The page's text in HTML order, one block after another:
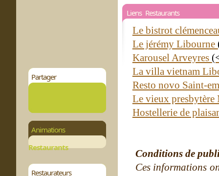
Partager
Animations
Restaurants
Restaurateurs
Liens Restaurants
Le bistrot
Le jérémy Libourne
Karousel Arveyres
La villa vietnam
Resto novo Saint-
Le vieux
Hostellerie de
Conditions de
Ces informations